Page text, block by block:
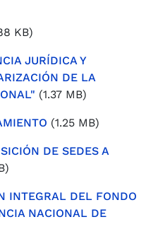
KB)
JURÍDICA Y
DE LA
(1.37 MB)
(1.25 MB)
DE SEDES A
INTEGRAL DEL FONDO
NACIONAL DE